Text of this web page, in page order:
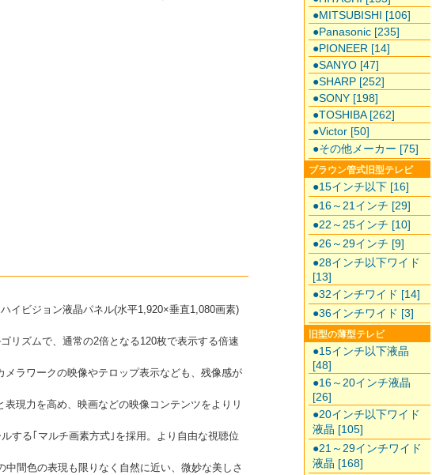
イビジョン液晶パネル(水平1,920×垂直1,080画素)
リズムで、通常の2倍となる120枚で表示する倍速
ラワークの映像やテロップ表示なども、残像感が
現力を高め、映画などの映像コンテンツをよりリ
する｢マルチ画素方式｣を採用。より自由な視聴位
間色の表現も限りなく自然に近い、微妙な美しさ
●MITSUBISHI [106]
●Panasonic [235]
●PIONEER [14]
●SANYO [47]
●SHARP [252]
●SONY [198]
●TOSHIBA [262]
●Victor [50]
●その他メーカー [75]
ブラウン管式旧型テレビ
●15インチ以下 [16]
●16～21インチ [29]
●22～25インチ [10]
●26～29インチ [9]
●28インチ以下ワイド
[13]
●32インチワイド [14]
●36インチワイド [3]
旧型の薄型テレビ
●15インチ以下液晶
[48]
●16～20インチ液晶
[26]
●20インチ以下ワイド
液晶 [105]
●21～29インチワイド
液晶 [168]